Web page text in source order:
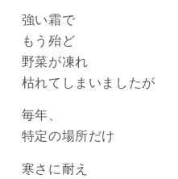
強い霜で
もう殆ど
野菜が凍れ
枯れてしまいましたが
毎年、
特定の場所だけ
寒さに耐え